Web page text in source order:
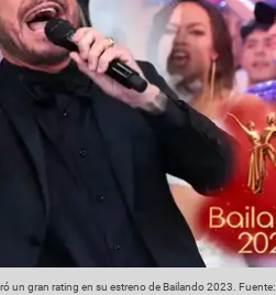
un gran rating en su estreno de Bailando 2023.